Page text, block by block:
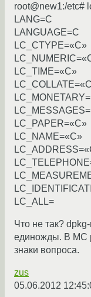
root@new1:/etc#
LANG=C
LANGUAGE=C
LC_CTYPE=«C»
LC_TIME=«C»
LC_PAPER=«C»
LC_NAME=«C»
LC_ALL=
Что не так?
единожды. В МС
знаки вопроса.
zus
05.06.2012